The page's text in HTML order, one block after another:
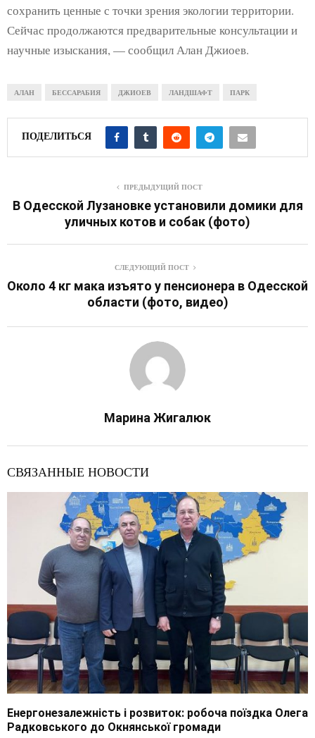
сохранить ценные с точки зрения экологии территории.
Сейчас продолжаются предварительные консультации и
научные изыскания, — сообщил Алан Джиоев.
АЛАН БЕССАРАБИЯ ДЖИОЕВ ЛАНДШАФТ ПАРК
ПОДЕЛИТЬСЯ
ПРЕДЫДУЩИЙ ПОСТ
В Одесской Лузановке установили домики для
уличных котов и собак (фото)
СЛЕДУЮЩИЙ ПОСТ
Около 4 кг мака изъято у пенсионера в Одесской
области (фото, видео)
Марина Жигалюк
СВЯЗАННЫЕ НОВОСТИ
Енергонезалежність і розвиток: робоча поїздка Олега
Радковського до Окнянської громади